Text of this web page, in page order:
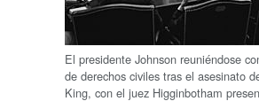
El presidente Johnson reuniéndose
de derechos civiles tras el asesinato
King, con el juez Higginbotham